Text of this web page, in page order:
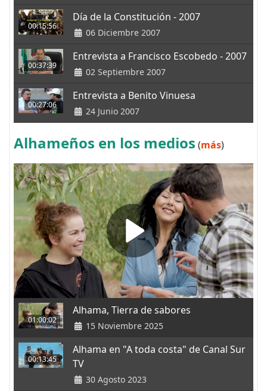
00:15:56
Día de la Constitución - 2007
06 Diciembre 2007
00:37:39
Entrevista a Francisco Escobedo - 2007
02 Septiembre 2007
00:27:06
Entrevista a Benito Vinuesa
24 Junio 2007
Alhameños en los medios (más)
01:00:02
Alhama, Tierra de sabores
15 Noviembre 2025
00:13:45
Alhama en "A toda costa" de Canal Sur
TV
30 Agosto 2023